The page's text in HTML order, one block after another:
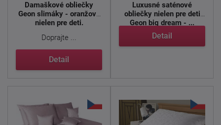
Damaškové obliečky
Geon slimáky - oranžová
nielen pre deti.
Doprajte ...
Detail
Luxusné saténové
obliečky nielen pre deti
Geon big dream - ...
Detail